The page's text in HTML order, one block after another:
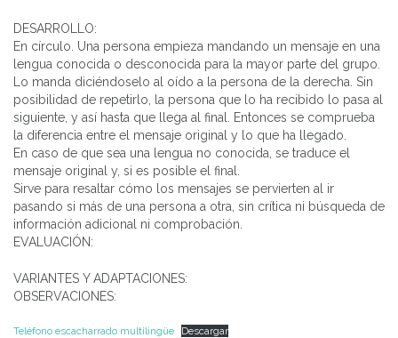
DESARROLLO:
En círculo. Una persona empieza mandando un mensaje en una
lengua conocida o desconocida para la mayor parte del grupo.
Lo manda diciéndoselo al oído a la persona de la derecha. Sin
posibilidad de repetirlo, la persona que lo ha recibido lo pasa al
siguiente, y así hasta que llega al final. Entonces se comprueba
la diferencia entre el mensaje original y lo que ha llegado.
En caso de que sea una lengua no conocida, se traduce el
mensaje original y, si es posible el final.
Sirve para resaltar cómo los mensajes se pervierten al ir
pasando si más de una persona a otra, sin crítica ni búsqueda de
información adicional ni comprobación.
EVALUACIÓN:
VARIANTES Y ADAPTACIONES:
OBSERVACIONES:
Teléfono escacharrado multilingüe
Descargar